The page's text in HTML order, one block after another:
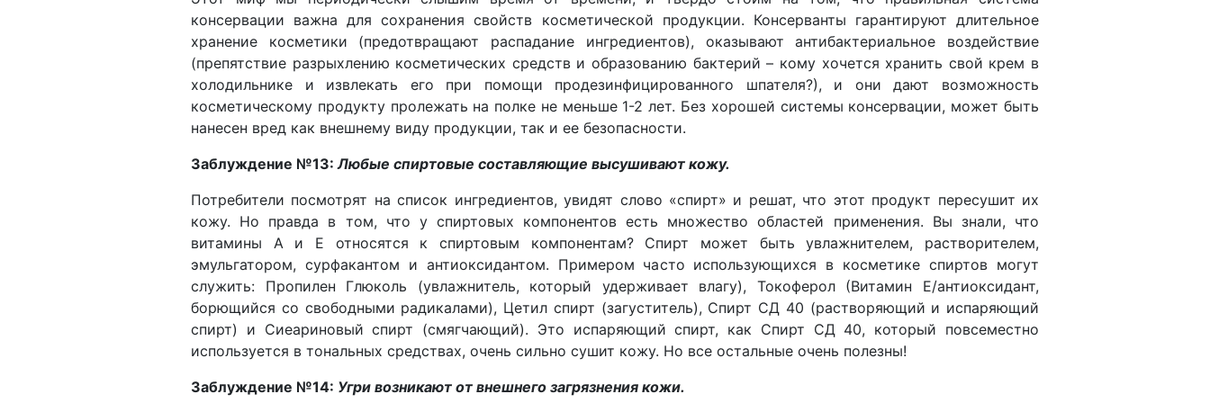
консервации важна для сохранения свойств косметической продукции. Консерванты гарантируют длительное
хранение косметики (предотвращают распадание ингредиентов), оказывают антибактериальное воздействие
(препятствие разрыхлению косметических средств и образованию бактерий – кому хочется хранить свой крем в
холодильнике и извлекать его при помощи продезинфицированного шпателя?), и они дают возможность
косметическому продукту пролежать на полке не меньше 1-2 лет. Без хорошей системы консервации, может быть
нанесен вред как внешнему виду продукции, так и ее безопасности.
Заблуждение №13: Любые спиртовые составляющие высушивают кожу.
Потребители посмотрят на список ингредиентов, увидят слово «спирт» и решат, что этот продукт пересушит их
кожу. Но правда в том, что у спиртовых компонентов есть множество областей применения. Вы знали, что
витамины А и Е относятся к спиртовым компонентам? Спирт может быть увлажнителем, растворителем,
эмульгатором, сурфакантом и антиоксидантом. Примером часто использующихся в косметике спиртов могут
служить: Пропилен Глюколь (увлажнитель, который удерживает влагу), Токоферол (Витамин Е/антиоксидант,
борющийся со свободными радикалами), Цетил спирт (загуститель), Спирт СД 40 (растворяющий и испаряющий
спирт) и Сиеариновый спирт (смягчающий). Это испаряющий спирт, как Спирт СД 40, который повсеместно
используется в тональных средствах, очень сильно сушит кожу. Но все остальные очень полезны!
Заблуждение №14: Угри возникают от внешнего загрязнения кожи.